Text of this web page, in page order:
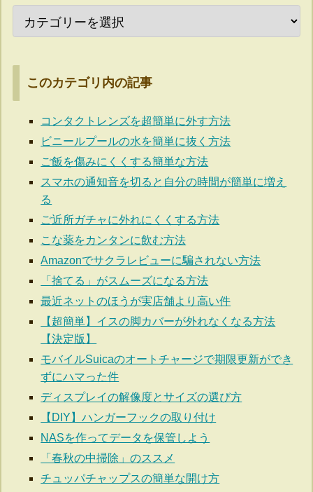
このカテゴリ内の記事
コンタクトレンズを超簡単に外す方法
ビニールプールの水を簡単に抜く方法
ご飯を傷みにくくする簡単な方法
スマホの通知音を切ると自分の時間が簡単に増え
る
ご近所ガチャに外れにくくする方法
こな薬をカンタンに飲む方法
Amazonでサクラレビューに騙されない方法
「捨てる」がスムーズになる方法
最近ネットのほうが実店舗より高い件
【超簡単】イスの脚カバーが外れなくなる方法
【決定版】
モバイルSuicaのオートチャージで期限更新ができ
ずにハマった件
ディスプレイの解像度とサイズの選び方
【DIY】ハンガーフックの取り付け
NASを作ってデータを保管しよう
「春秋の中掃除」のススメ
チュッパチャップスの簡単な開け方